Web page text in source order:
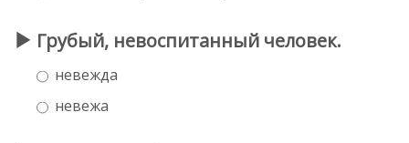
Грубый, невоспитанный человек.
невежда
невежа